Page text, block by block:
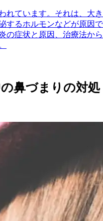
れています。それは、大き
するホルモンなどが原因で
の症状と原因、治療法から
鼻づまりの対処